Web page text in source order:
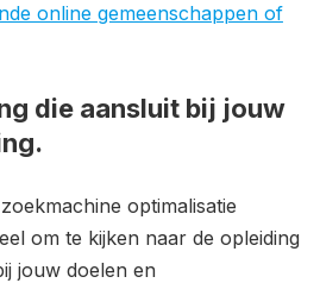
online gemeenschappen of
die aansluit bij jouw
optimalisatie
om te kijken naar de opleiding
jouw doelen en